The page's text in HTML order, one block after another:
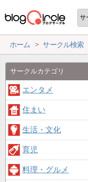
ホーム サークル検索
サークルカテゴリ
エンタメ
住まい
生活・文化
育児
料理・グルメ